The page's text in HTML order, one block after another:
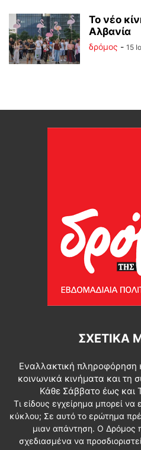
Το νέο
Αλβανία
δρόμος - 15
ΣΧΕΤΙΚΆ
Εναλλακτική πληροφόρηση
κοινωνικά κινήματα και τη
Κάθε Σάββατο έως και
Τι είδους εγχείρημα μπορεί να
κύκλου; Σε αυτό το ερώτημα
μιαν απάντηση. Ο Δρόμος
σχεδιασμένα να